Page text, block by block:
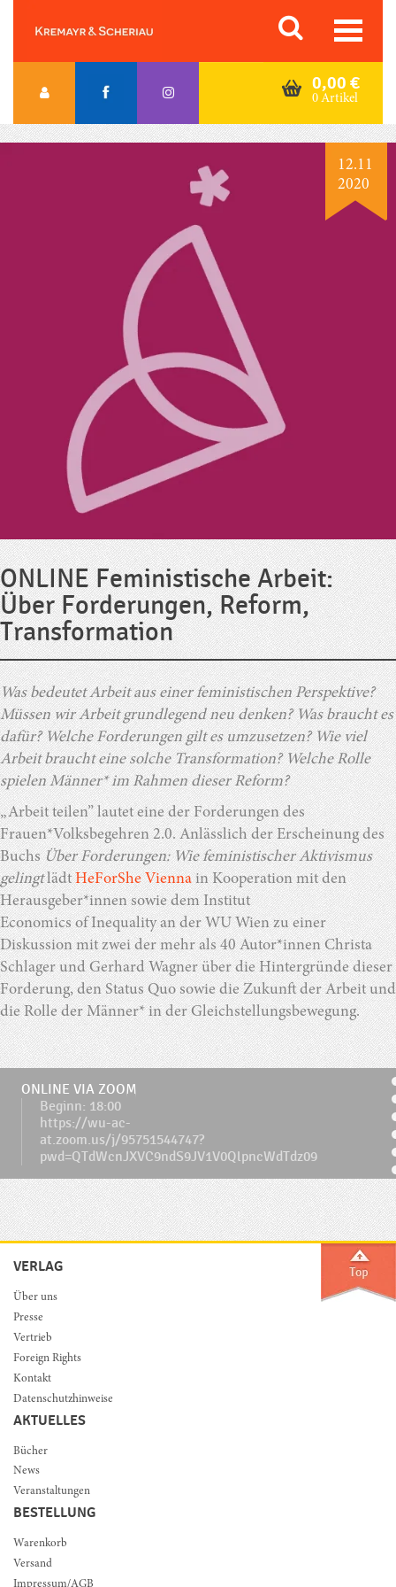
content
Orac K&S
0,00 €
0 Artikel
12.11
2020
ONLINE Feministische Arbeit:
Über Forderungen, Reform,
Transformation
Was bedeutet Arbeit aus einer feministischen Perspektive?
Müssen wir Arbeit grundlegend neu denken? Was braucht es
dafür? Welche Forderungen gilt es umzusetzen? Wie viel
Arbeit braucht eine solche Transformation? Welche Rolle
spielen Männer* im Rahmen dieser Reform?
„Arbeit teilen” lautet eine der Forderungen des
Frauen*Volksbegehren 2.0. Anlässlich der Erscheinung des
BuchsÜber Forderungen: Wie feministischer Aktivismus
gelingtlädtHeForShe Viennain Kooperation mit den
Herausgeber*innen sowie dem Institut
Economics of Inequality an der WU Wien zu einer
Diskussion mit zwei der mehr als 40 Autor*innen Christa
Schlager und Gerhard Wagner über die Hintergründe dieser
Forderung, den Status Quo sowie die Zukunft der Arbeit und
die Rolle der Männer* in der Gleichstellungsbewegung.
ONLINE VIA ZOOM
Beginn: 18:00
https://wu-ac-
at.zoom.us/j/95751544747?
pwd=QTdWcnJXVC9ndS9JV1V0QlpncWdTdz09
VERLAG
Über uns
Presse
Vertrieb
Foreign Rights
Kontakt
Datenschutzhinweise
AKTUELLES
Bücher
News
Veranstaltungen
BESTELLUNG
Warenkorb
Versand